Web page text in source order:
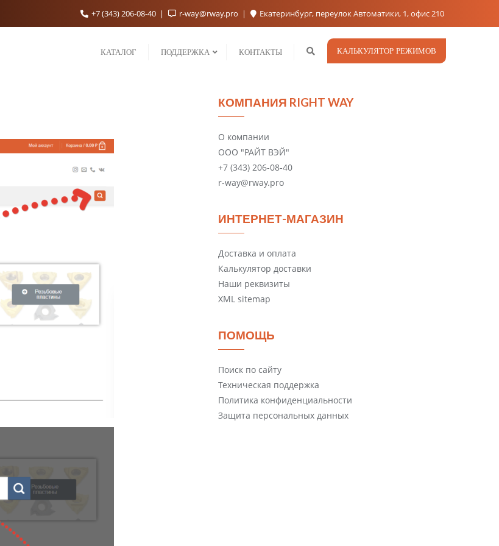
+7 (343) 206-08-40 r-way@rway.pro Екатеринбург, переулок Автоматики, 1, офис 210
КАТАЛОГ ПОДДЕРЖКА КОНТАКТЫ КАЛЬКУЛЯТОР РЕЖИМОВ
КОМПАНИЯ RIGHT WAY
О компании
ООО "РАЙТ ВЭЙ"
+7 (343) 206-08-40
r-way@rway.pro
ИНТЕРНЕТ-МАГАЗИН
Доставка и оплата
Калькулятор доставки
Наши реквизиты
XML sitemap
ПОМОЩЬ
Поиск по сайту
Техническая поддержка
Политика конфиденциальности
Защита персональных данных